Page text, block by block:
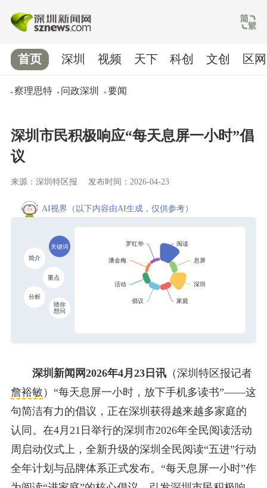
首页
察理思特 问政深圳 要闻
深圳 视频 天下 科创 文创 区网
深圳市民积极响应“每天息屏一小时”倡
议
来源：深圳特区报 发布时间：2026-04-23
AI视界 （以下内容由AI生成，仅供参考）
关键词
简介
重点
分析
猜你
想问
深圳新闻网2026年4月23日讯（深圳特区报记者
詹裕敏 ）“每天息屏一小时，放下手机多读书”——这
句简洁有力的倡议，正在深圳获得越来越多家庭的
认同。在4月21日举行的深圳市2026年全民阅读活动
周启动仪式上，全新升级的深圳全民阅读“五进”行动
全年计划与品牌体系正式发布。“每天息屏一小时”作